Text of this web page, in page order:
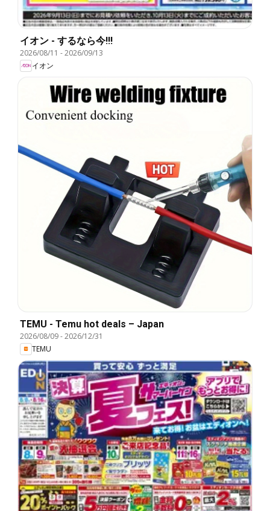
イオン - するなら今!!!
2026/08/11 -2026/09/13
イオン
TEMU - Temu hot deals – Japan
2026/08/09-2026/12/31
TEMU